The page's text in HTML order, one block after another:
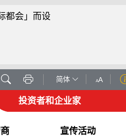
都会」而设
简体
投资者和企业家
宣传活动